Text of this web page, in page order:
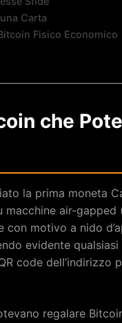
Carta
Fisico Economico
che
la prima moneta
air-
con motivo a nido
evidente
code dell’indirizzo
regalare